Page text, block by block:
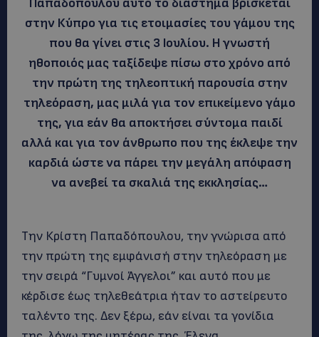
Παπαδόπουλου αυτό το διάστημα βρίσκεται
στην Κύπρο για τις ετοιμασίες του γάμου της
που θα γίνει στις 3 Ιουλίου. Η γνωστή
ηθοποιός μας ταξίδεψε πίσω στο χρόνο από
την πρώτη της τηλεοπτική παρουσία στην
τηλεόραση, μας μιλά για τον επικείμενο γάμο
της, για εάν θα αποκτήσει σύντομα παιδί
αλλά και για τον άνθρωπο που της έκλεψε την
καρδιά ώστε να πάρει την μεγάλη απόφαση
να ανεβεί τα σκαλιά της εκκλησίας…
Την Κρίστη Παπαδόπουλου, την γνώρισα από
την πρώτη της εμφάνισή στην τηλεόραση με
την σειρά “Γυμνοί Άγγελοι” και αυτό που με
κέρδισε έως τηλεθεάτρια ήταν το αστείρευτο
ταλέντο της. Δεν ξέρω, εάν είναι τα γονίδια